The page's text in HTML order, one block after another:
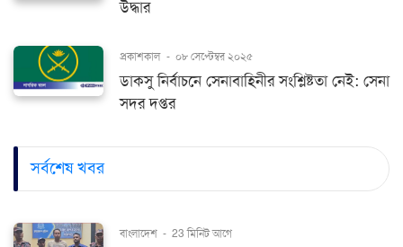
উদ্ধার
প্রকাশকাল - ০৮ সেপ্টেম্বর ২০২৫
ডাকসু নির্বাচনে সেনাবাহিনীর সংশ্লিষ্টতা নেই: সেনা
সদর দপ্তর
সর্বশেষ খবর
বাংলাদেশ - 23 মিনিট আগে